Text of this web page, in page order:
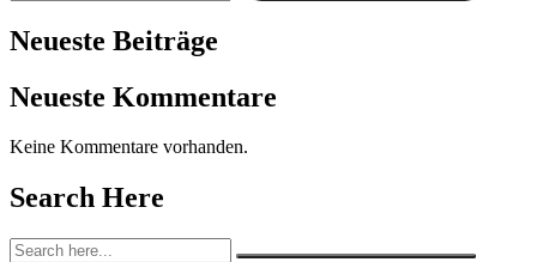
Neueste Beiträge
Neueste Kommentare
Keine Kommentare vorhanden.
Search Here